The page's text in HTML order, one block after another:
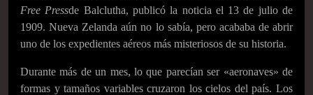
Free Pressde Balclutha, publicó la noticia el 13 de julio de
1909. Nueva Zelanda aún no lo sabía, pero acababa de abrir
uno de los expedientes aéreos más misteriosos de su historia.
Durante más de un mes, lo que parecían ser «aeronaves» de
formas y tamaños variables cruzaron los cielos del país. Los